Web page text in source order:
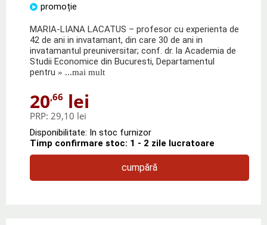
promoție
MARIA-LIANA LACATUS – profesor cu experienta de
42 de ani in invatamant, din care 30 de ani in
invatamantul preuniversitar; conf. dr. la Academia de
Studii Economice din Bucuresti, Departamentul
pentru » ...mai mult
20,66 lei
PRP: 29,10 lei
Disponibilitate: In stoc furnizor
Timp confirmare stoc: 1 - 2 zile lucratoare
cumpără